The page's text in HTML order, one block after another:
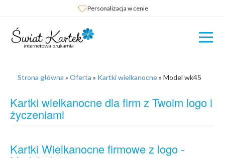
Personalizacja w cenie
Strona główna » Oferta » Kartki wielkanocne» Model wk45
Kartki wielkanocne dla firm z Twoim logo i
życzeniami
Kartki Wielkanocne firmowe z logo -